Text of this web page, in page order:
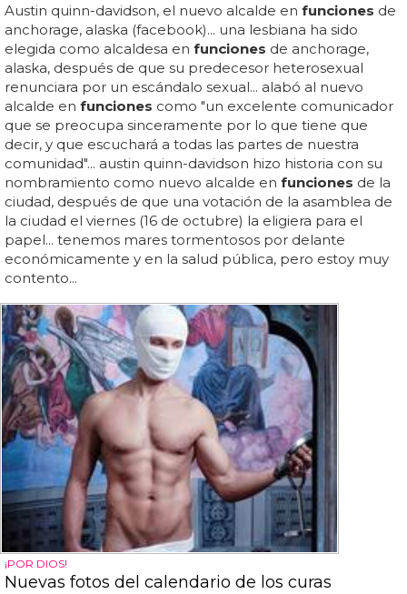
Austin quinn-davidson, el nuevo alcalde en funciones de
anchorage, alaska (facebook)... una lesbiana ha sido
elegida como alcaldesa en funciones de anchorage,
alaska, después de que su predecesor heterosexual
renunciara por un escándalo sexual... alabó al nuevo
alcalde en funciones como "un excelente comunicador
que se preocupa sinceramente por lo que tiene que
decir, y que escuchará a todas las partes de nuestra
comunidad"... austin quinn-davidson hizo historia con su
nombramiento como nuevo alcalde en funciones de la
ciudad, después de que una votación de la asamblea de
la ciudad el viernes (16 de octubre) la eligiera para el
papel... tenemos mares tormentosos por delante
económicamente y en la salud pública, pero estoy muy
contento...
¡POR DIOS!
Nuevas fotos del calendario de los curas